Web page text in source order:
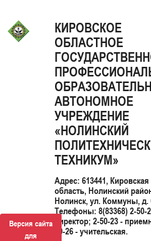
Версия сайта
для
КИРОВСКОЕ
ОБЛАСТНОЕ
АВТОНОМНОЕ
УЧРЕЖДЕНИЕ
«НОЛИНСКИЙ
ТЕХНИКУМ»
Адрес: 613441, Кировская
область, Нолинский
Нолинск, ул. Коммуны, д.
Телефоны: 8(83368) 2-50-
директор; 2-50-23 -
50-26 - учительская.